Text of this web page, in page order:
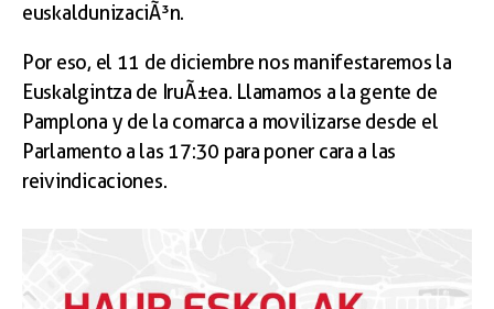
euskaldunizaciÃ³n.
Por eso, el 11 de diciembre nos manifestaremos la
Euskalgintza de IruÃ±ea. Llamamos a la gente de
Pamplona y de la comarca a movilizarse desde el
Parlamento a las 17:30 para poner cara a las
reivindicaciones.